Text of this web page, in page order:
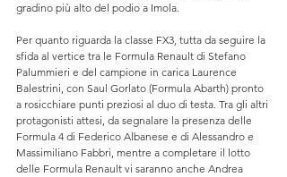
gradino più alto del podio a Imola.
Per quanto riguarda la classe FX3, tutta da seguire la
sfida al vertice tra le Formula Renault di Stefano
Palummieri e del campione in carica Laurence
Balestrini, con Saul Gorlato (Formula Abarth) pronto
a rosicchiare punti preziosi al duo di testa. Tra gli altri
protagonisti attesi, da segnalare la presenza delle
Formula 4 di Federico Albanese e di Alessandro e
Massimiliano Fabbri, mentre a completare il lotto
delle Formula Renault vi saranno anche Andrea